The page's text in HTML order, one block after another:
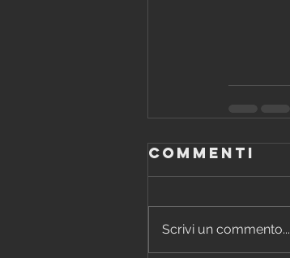
Commenti
Scrivi un commento...